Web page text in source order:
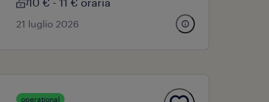
21 luglio 2026
operational